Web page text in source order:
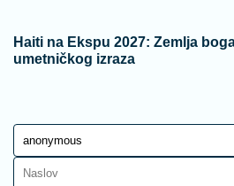
Haiti na Ekspu 2027: Zemlja
umetničkog izraza